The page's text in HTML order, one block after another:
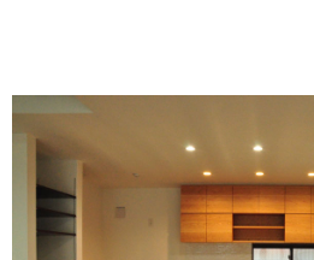
Furniture
造り付け家
Build-in
オーダーキッ